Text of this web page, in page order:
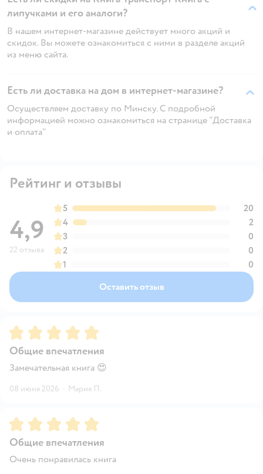
липучками и его аналоги?
В нашем интернет-магазине действует много акций и
скидок. Вы можете ознакомиться с ними в разделе акций
из меню сайта.
Есть ли доставка на дом в интернет-магазине?
Осуществляем доставку по Минску. С подробной
информацией можно ознакомиться на странице "Доставка
и оплата"
Рейтинг и отзывы
4,9
22 отзыва
5
20
4
2
3
0
2
0
1
0
Оставить отзыв
Рейтинг:5
Общие впечатления
Замечательная книга 😍
08 июня 2026 · Мария П.
Рейтинг:5
Общие впечатления
Очень понравилась книга